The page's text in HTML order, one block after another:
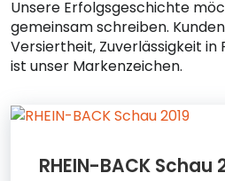
Unsere Erfolgsgeschichte
gemeinsam schreiben.
Versiertheit, Zuverlässigkeit in
ist unser Markenzeichen.
RHEIN-BACK Schau